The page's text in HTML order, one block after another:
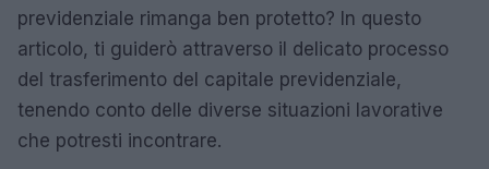
previdenziale rimanga ben protetto? In questo
articolo, ti guiderò attraverso il delicato processo
del trasferimento del capitale previdenziale,
tenendo conto delle diverse situazioni lavorative
che potresti incontrare.